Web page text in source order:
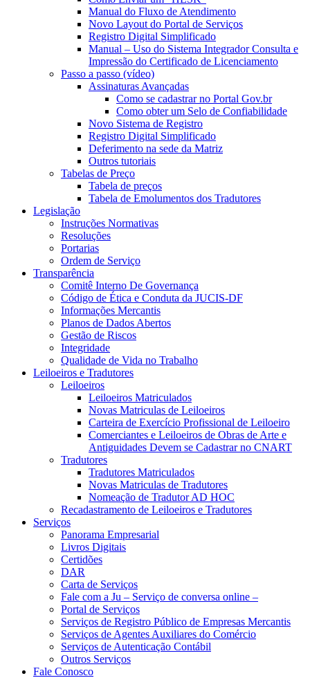
Manual do Fluxo de Atendimento
Novo Layout do Portal de Serviços
Registro Digital Simplificado
Manual – Uso do Sistema Integrador Consulta e
Impressão do Certificado de Licenciamento
Passo a passo (vídeo)
Assinaturas Avançadas
Como se cadastrar no Portal Gov.br
Como obter um Selo de Confiabilidade
Novo Sistema de Registro
Registro Digital Simplificado
Deferimento na sede da Matriz
Outros tutoriais
Tabelas de Preço
Tabela de preços
Tabela de Emolumentos dos Tradutores
Legislação
Instruções Normativas
Resoluções
Portarias
Ordem de Serviço
Transparência
Comitê Interno De Governança
Código de Ética e Conduta da JUCIS-DF
Informações Mercantis
Planos de Dados Abertos
Gestão de Riscos
Integridade
Qualidade de Vida no Trabalho
Leiloeiros e Tradutores
Leiloeiros
Leiloeiros Matriculados
Novas Matriculas de Leiloeiros
Carteira de Exercício Profissional de Leiloeiro
Comerciantes e Leiloeiros de Obras de Arte e
Antiguidades Devem se Cadastrar no CNART
Tradutores
Tradutores Matriculados
Novas Matriculas de Tradutores
Nomeação de Tradutor AD HOC
Recadastramento de Leiloeiros e Tradutores
Serviços
Panorama Empresarial
Livros Digitais
Certidões
DAR
Carta de Serviços
Fale com a Ju – Serviço de conversa online –
Portal de Serviços
Serviços de Registro Público de Empresas Mercantis
Serviços de Agentes Auxiliares do Comércio
Serviços de Autenticação Contábil
Outros Serviços
Fale Conosco